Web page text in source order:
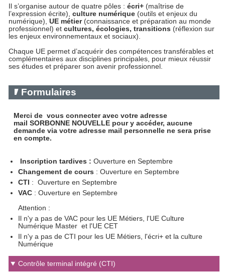
Il s’organise autour de quatre pôles :écri+ (maîtrise de
l’expression écrite),culture numérique (outils et enjeux du
numérique),UE métier(connaissance et préparation au monde
professionnel) etcultures, écologies, transitions (réflexion sur
les enjeux environnementaux et sociaux).
Chaque UE permet d’acquérir des compétences transférables et
complémentaires aux disciplines principales, pour mieux réussir
ses études et préparer son avenir professionnel.
Formulaires
Merci de vous connecter avec votre adresse
mail SORBONNE NOUVELLE pour y accéder, aucune
demande via votre adresse mail personnelle ne sera prise
en compte.
Inscription tardives : Ouverture en Septembre
Changement de cours : Ouverture en Septembre
CTI : Ouverture en Septembre
VAC : Ouverture en Septembre
Attention :
Il n'y a pas de VAC pour les UE Métiers, l'UE Culture
Numérique Master et l'UE CET
Il n'y a pas de CTI pour les UE Métiers, l'écri+ et la culture
Numérique
Contrôle terminal intégré (CTI)